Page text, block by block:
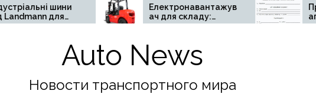
Електронавантажув
ач для складу:
переваги та
Причины заказать
апостиль у
специалистов
Auto News
Новости транспортного мира